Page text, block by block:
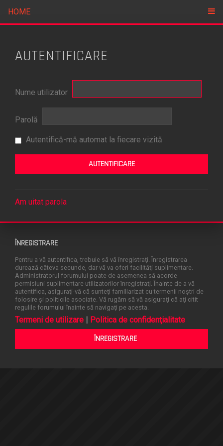
HOME
AUTENTIFICARE
Nume utilizator
Parolă
Autentifică-mă automat la fiecare vizită
Am uitat parola
ÎNREGISTRARE
Pentru a vă autentifica, trebuie să vă înregistraţi. Înregistrarea
durează câteva secunde, dar vă va oferi facilităţi suplimentare.
Administratorul forumului poate de asemenea să acorde
permisiuni suplimentare utilizatorilor înregistraţi. Înainte de a vă
autentifica, asiguraţi-vă că sunteţi familiarizat cu termenii noştri de
folosire şi politicile asociate. Vă rugăm să vă asiguraţi că aţi citit
regulile forumului înainte să navigaţi pe acesta.
Termeni de utilizare | Politica de confidenţialitate
ÎNREGISTRARE